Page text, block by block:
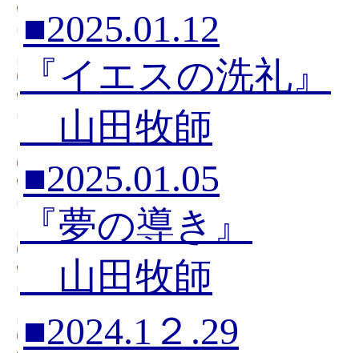
■2025.01.12
『イエスの洗礼』
山田牧師
■2025.01.05
『夢の導き』
山田牧師
■2024.1２.29